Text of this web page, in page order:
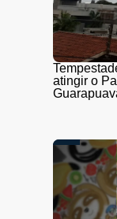
atingir o